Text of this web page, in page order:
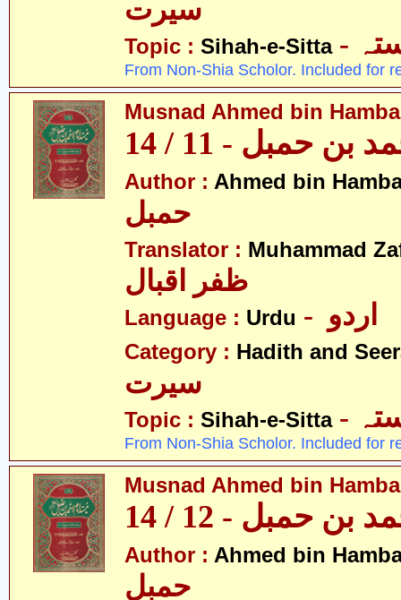
سیرت
Topic : Sihah-e-Sitta
From Non-Shia Scholor. Included for
Musnad Ahmed bin
حمبل - 11 / 14
Author : Ahmed bin
Translator : Muhammad
ظفر اقبال
Language : Urdu
Category : Hadith and
سیرت
Topic : Sihah-e-Sitta
From Non-Shia Scholor. Included for
Musnad Ahmed bin
حمبل - 12 / 14
Author : Ahmed bin